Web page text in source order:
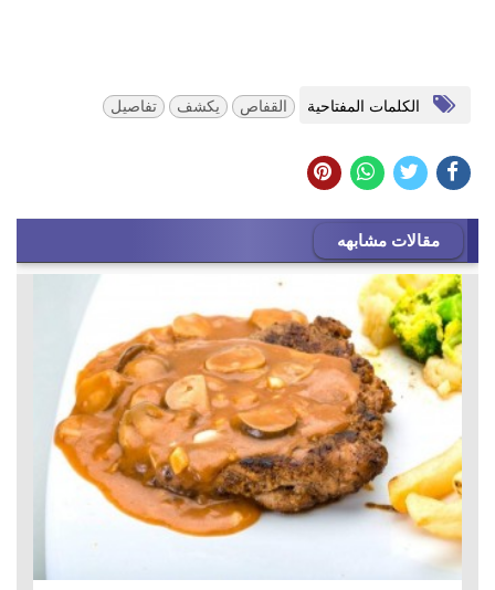
الكلمات المفتاحية القفاص يكشف تفاصيل
مقالات مشابهه